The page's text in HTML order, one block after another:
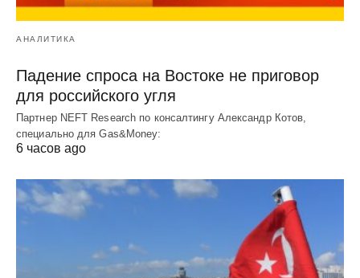
АНАЛИТИКА
Падение спроса на Востоке не приговор
для российского угля
Партнер NEFT Research по консалтингу Александр Котов,
специально для Gas&Money:
6 часов ago